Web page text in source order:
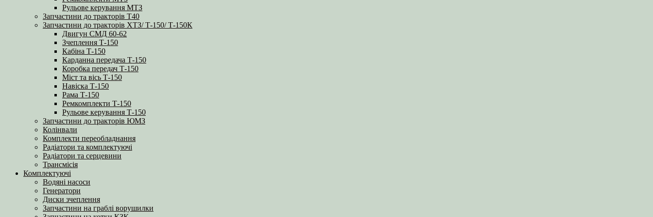
Рульове керування МТЗ
Запчастини до тракторів Т40
Запчастини до тракторів ХТЗ/ Т-150/ Т-150К
Двигун СМД 60-62
Зчеплення Т-150
Кабіна Т-150
Карданна передача Т-150
Коробка передач Т-150
Міст та вісь Т-150
Навіска Т-150
Рама Т-150
Ремкомплекти Т-150
Рульове керування Т-150
Запчастини до тракторів ЮМЗ
Колінвали
Комплекти переобладнання
Радіатори та комплектуючі
Радіатори та серцевини
Трансмісія
Комплектуючі
Водяні насоси
Генератори
Диски зчеплення
Запчастини на граблі ворушилки